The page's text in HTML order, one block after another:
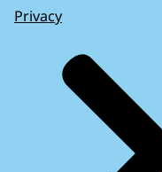
Privacy